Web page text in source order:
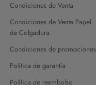
Condiciones de Venta
Condiciones de Venta Papel
de Colgadura
Condiciones de promociones
Política de garantía
Política de reembolso